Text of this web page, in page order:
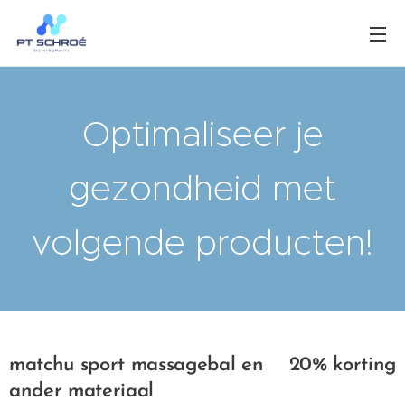
Optimaliseer je
gezondheid met
volgende producten!
matchu sport massagebal en
ander materiaal
20% korting